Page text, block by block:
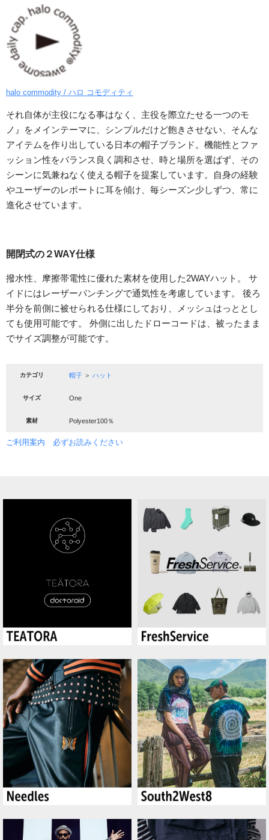
halo commodity / ハロ コモディティ
それ自体が主役になる事はなく、主役を際立たせる一つのモ
ノ』をメインテーマに、シンプルだけど飽きさせない、そんな
アイテムを作り出している日本の帽子ブランド。機能性とファ
ッション性をバランス良く調和させ、時と場所を選ばず、その
シーンに気兼ねなく使える帽子を提案しています。自身の経験
やユーザーのレポートに耳を傾け、毎シーズン少しずつ、常に
進化させています。
開閉式の２WAY仕様
撥水性、摩擦帯電性に優れた素材を使用した2WAYハット。 サ
イドにはレーザーパンチングで通気性を考慮しています。 後ろ
半分を前側に被せられる仕様にしており、メッシュはっととし
ても使用可能です。 外側に出したドローコードは、被ったまま
でサイズ調整が可能です。
カテゴリ 帽子 ＞ ハット
サイズ One
素材 Polyester100％
ご利用案内 必ずお読みください